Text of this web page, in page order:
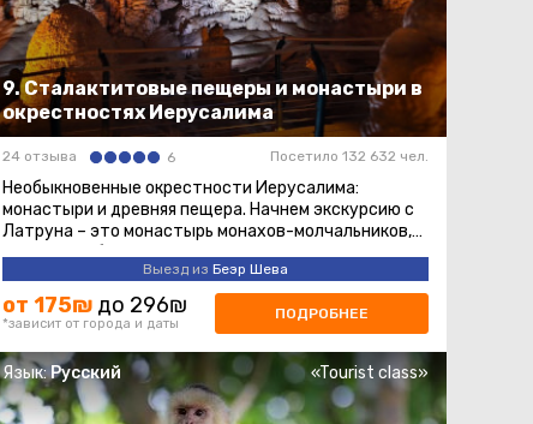
9. Сталактитовые пещеры и монастыри в
окрестностях Иерусалима
24 отзыва 6 Посетило 132 632 чел.
Необыкновенные окрестности Иерусалима:
монастыри и древняя пещера. Начнем экскурсию с
Латруна – это монастырь монахов-молчальников,
где есть собственная винодельня ...
Выезд из Беэр Шева
от 175₪ до 296₪
*зависит от города и даты
ПОДРОБНЕЕ
Язык:Русский «Tourist class»